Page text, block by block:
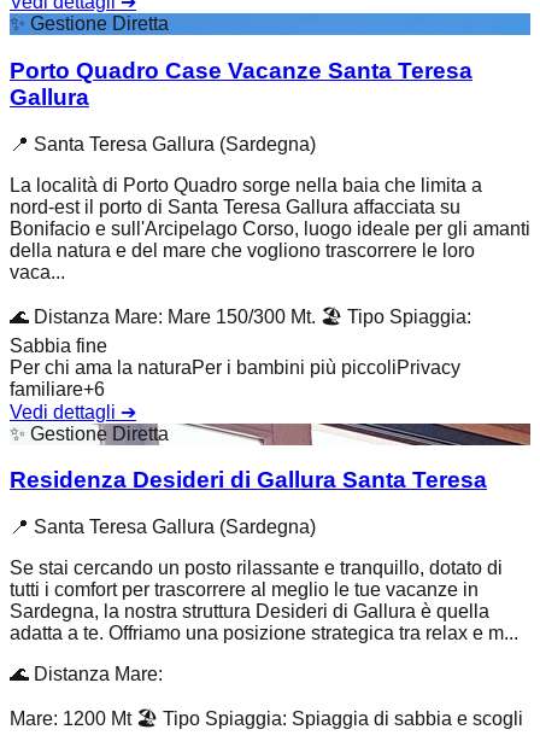
✨ Gestione Diretta
Porto Quadro Case Vacanze Santa Teresa
Gallura
📍 Santa Teresa Gallura (Sardegna)
La località di Porto Quadro sorge nella baia che limita a
nord-est il porto di Santa Teresa Gallura affacciata su
Bonifacio e sull'Arcipelago Corso, luogo ideale per gli amanti
della natura e del mare che vogliono trascorrere le loro
vaca...
🌊 Distanza Mare: Mare 150/300 Mt. 🏖️ Tipo Spiaggia:
Sabbia fine
Per chi ama la naturaPer i bambini più piccoliPrivacy
familiare+6
Vedi dettagli ➔
✨ Gestione Diretta
Residenza Desideri di Gallura Santa Teresa
📍 Santa Teresa Gallura (Sardegna)
Se stai cercando un posto rilassante e tranquillo, dotato di
tutti i comfort per trascorrere al meglio le tue vacanze in
Sardegna, la nostra struttura Desideri di Gallura è quella
adatta a te. Offriamo una posizione strategica tra relax e m...
🌊 Distanza Mare:
Mare: 1200 Mt 🏖️ Tipo Spiaggia: Spiaggia di sabbia e scogli